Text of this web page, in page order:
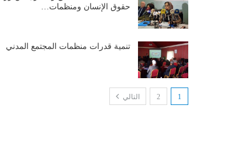
حقوق الإنسان ومنظمات…
تنمية قدرات منظمات المجتمع المدني
1
2 التالي